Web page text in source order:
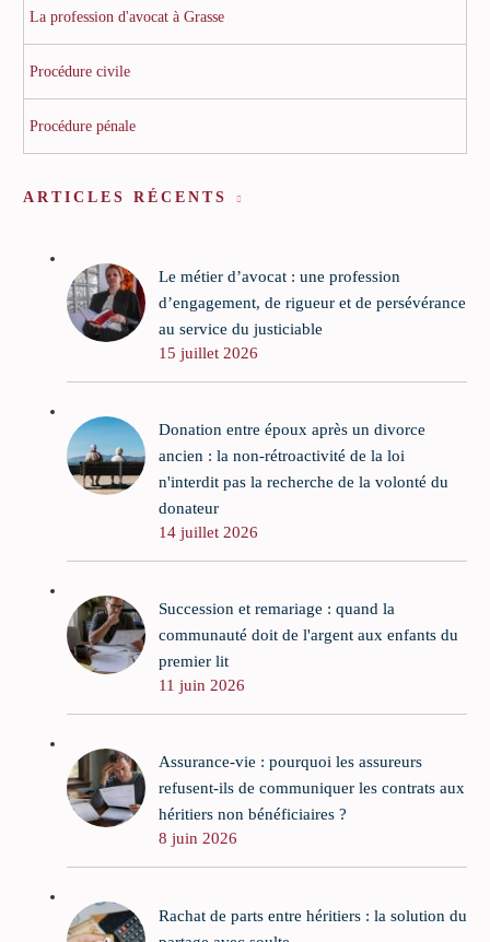
La profession d'avocat à Grasse
Procédure civile
Procédure pénale
ARTICLES RÉCENTS
Le métier d’avocat : une profession
d’engagement, de rigueur et de persévérance
au service du justiciable
15 juillet 2026
Donation entre époux après un divorce
ancien : la non-rétroactivité de la loi
n'interdit pas la recherche de la volonté du
donateur
14 juillet 2026
Succession et remariage : quand la
communauté doit de l'argent aux enfants du
premier lit
11 juin 2026
Assurance-vie : pourquoi les assureurs
refusent-ils de communiquer les contrats aux
héritiers non bénéficiaires ?
8 juin 2026
Rachat de parts entre héritiers : la solution du